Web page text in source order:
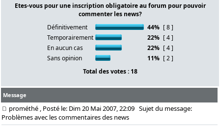
Etes-vous pour une inscription obligatoire au forum pour pouvoir
commenter les news?
Définitivement
44% [ 8 ]
Temporairement
22% [ 4 ]
En aucun cas
22% [ 4 ]
Sans opinion
11% [ 2 ]
Total des votes : 18
Message
prométhé , Posté le: Dim 20 Mai 2007, 22:09 Sujet du message:
Problèmes avec les commentaires des news